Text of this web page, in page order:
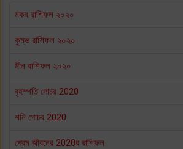
মকর রাশিফল ২০২০
কুম্ভ রাশিফল ২০২০
মীন রাশিফল ২০২০
বৃহস্পতি গোচর 2020
শনি গোচর 2020
প্রেম জীবনের 2020র রাশিফল